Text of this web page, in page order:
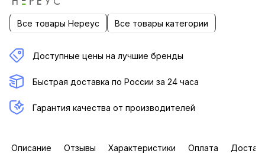
Все товары Нереус Все товары категории
Доступные цены на лучшие бренды
Быстрая доставка по России за 24 часа
Гарантия качества от производителей
Описание Отзывы Характеристики Оплата